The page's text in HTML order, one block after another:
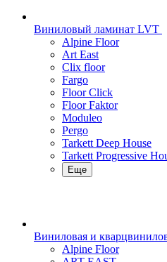
Виниловый ламинат LVT
Alpine Floor
Art East
Clix floor
Fargo
Floor Click
Floor Faktor
Moduleo
Pergo
Tarkett Deep House
Tarkett Progressive
Еще
Виниловая и
Alpine Floor